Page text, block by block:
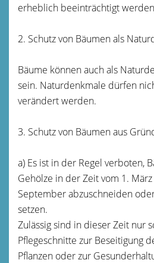
erheblich beeinträchtigt
2. Schutz von Bäumen als
Bäume können auch als
sein. Naturdenkmale dürfen
verändert werden.
3. Schutz von Bäumen aus
a) Es ist in der Regel verboten,
Gehölze in der Zeit vom 1.
September abzuschneiden
setzen.
Zulässig sind in dieser Zeit nur
Pflegeschnitte zur Beseitigung
Pflanzen oder zur